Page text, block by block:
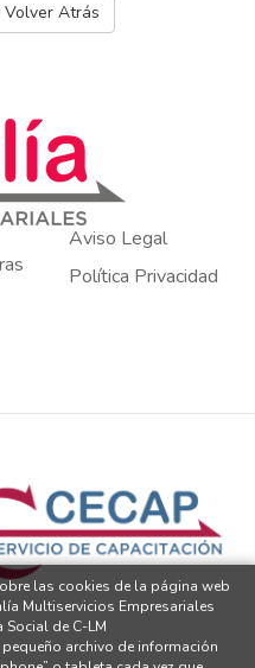
Volver Atrás
Aviso Legal
Política Privacidad
las cookies de la página web
Multiservicios Empresariales
de C-LM
archivo de información